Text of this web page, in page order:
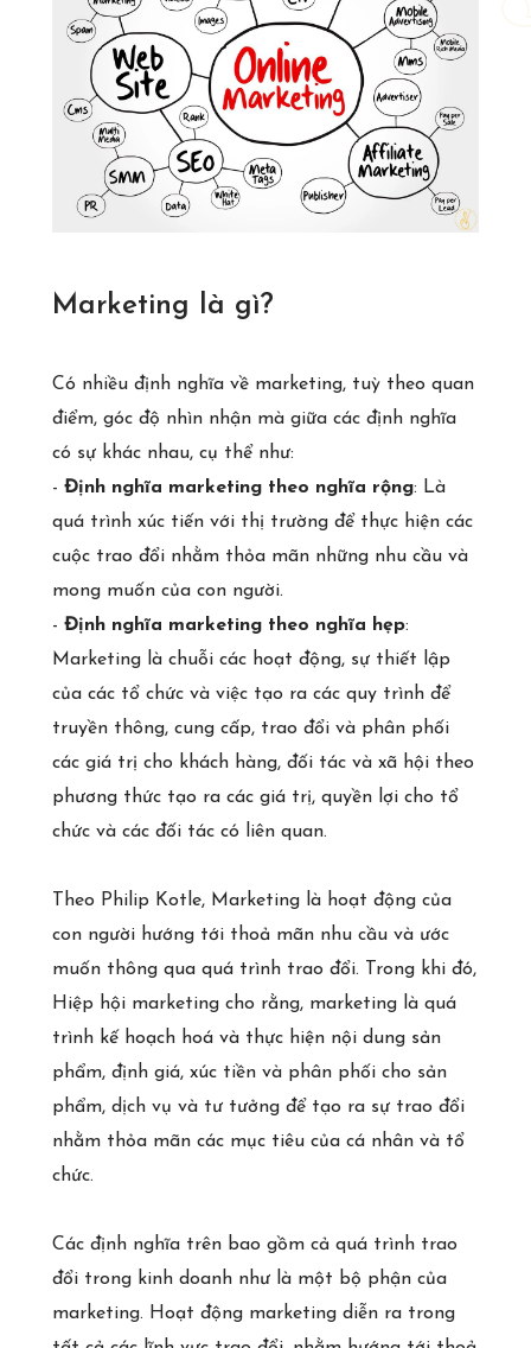
Marketing là gì?
Có nhiều định nghĩa về marketing, tuỳ theo quan
điểm, góc độ nhìn nhận mà giữa các định nghĩa
có sự khác nhau, cụ thể như:
-Định nghĩa marketing theo nghĩa rộng: Là
quá trình xúc tiến với thị trường để thực hiện các
cuộc trao đổi nhằm thỏa mãn những nhu cầu và
mong muốn của con người.
-Định nghĩa marketing theo nghĩa hẹp:
Marketing là chuỗi các hoạt động, sự thiết lập
của các tổ chức và việc tạo ra các quy trình để
truyền thông, cung cấp, trao đổi và phân phối
các giá trị cho khách hàng, đối tác và xã hội theo
phương thức tạo ra các giá trị, quyền lợi cho tổ
chức và các đối tác có liên quan.
Theo Philip Kotle, Marketing là hoạt động của
con người hướng tới thoả mãn nhu cầu và ước
muốn thông qua quá trình trao đổi. Trong khi đó,
Hiệp hội marketing cho rằng, marketing là quá
trình kế hoạch hoá và thực hiện nội dung sản
phẩm, định giá, xúc tiền và phân phối cho sản
phẩm, dịch vụ và tư tưởng để tạo ra sự trao đổi
nhằm thỏa mãn các mục tiêu của cá nhân và tổ
chức.
Các định nghĩa trên bao gồm cả quá trình trao
đổi trong kinh doanh như là một bộ phận của
marketing. Hoạt động marketing diễn ra trong